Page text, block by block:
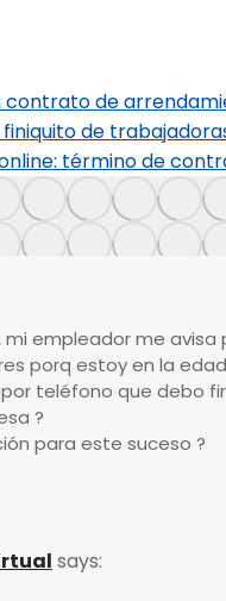
contrato de
de
término de
empleador me
porq estoy en la
teléfono que debo
?
para este suceso ?
says: